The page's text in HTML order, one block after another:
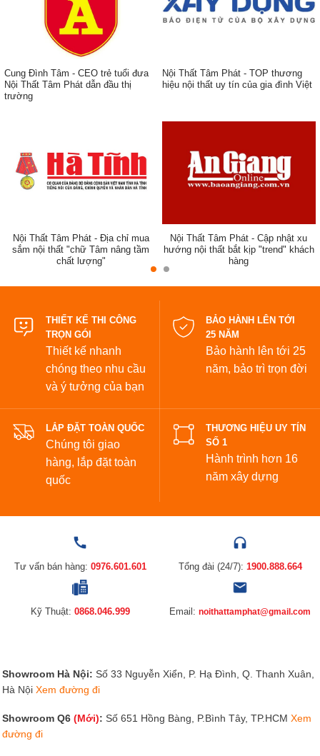
Cung Đình Tâm - CEO trẻ tuổi đưa
Nội Thất Tâm Phát dẫn đầu thị
trường
Nội Thất Tâm Phát - TOP thương
hiệu nội thất uy tín của gia đình Việt
Nội Thất Tâm Phát - Địa chỉ mua
sắm nội thất "chữ Tâm nâng tầm
chất lượng"
Nội Thất Tâm Phát - Cập nhật xu
hướng nội thất bắt kịp "trend" khách
hàng
THIẾT KẾ THI CÔNG
TRỌN GÓI
Thiết kế nhanh
chóng theo nhu cầu
và ý tưởng của bạn
BẢO HÀNH LÊN TỚI
25 NĂM
Bảo hành lên tới 25
năm, bảo trì trọn đời
LẮP ĐẶT TOÀN QUỐC
Chúng tôi giao
hàng, lắp đặt toàn
quốc
THƯƠNG HIỆU UY TÍN
SỐ 1
Hành trình hơn 16
năm xây dựng
Tư vấn bán hàng: 0976.601.601 Tổng đài (24/7): 1900.888.664
Kỹ Thuật: 0868.046.999 Email: noithattamphat@gmail.com
Showroom Hà Nội: Số 33 Nguyễn Xiển, P. Hạ Đình, Q. Thanh Xuân,
Hà Nội Xem đường đi
Showroom Q6 (Mới): Số 651 Hồng Bàng, P.Bình Tây, TP.HCM Xem
đường đi